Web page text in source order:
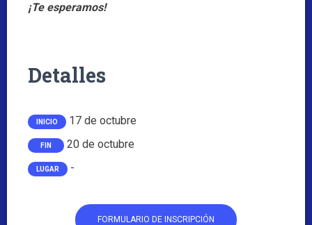
¡Te esperamos!
Detalles
INICIO 17 de octubre
FIN 20 de octubre
LUGAR -
FORMULARIO DE INSCRIPCIÓN